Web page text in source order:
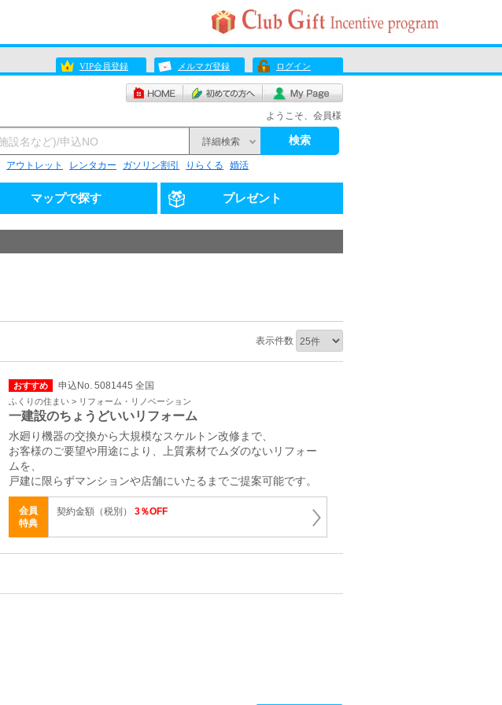
VIP会員登録 メルマガ登録 ログイン
ようこそ、会員様
詳細検索 検索
アウトレット レンタカー ガソリン割引 りらくる 婚活
マップで探す プレゼント
表示件数
おすすめ 申込No. 5081445 全国
ふくりの住まい > リフォーム・リノベーション
一建設のちょうどいいリフォーム
水廻り機器の交換から大規模なスケルトン改修まで、
お客様のご要望や用途により、上質素材でムダのないリフォー
ムを、
戸建に限らずマンションや店舗にいたるまでご提案可能です。
会員
特典
契約金額（税別） 3％OFF